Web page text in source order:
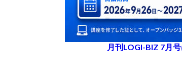
月刊LOGI-BIZ 7月